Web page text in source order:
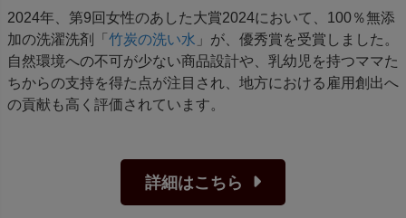
2024年、第9回女性のあした大賞2024において、100％無添
加の洗濯洗剤「 竹炭の洗い水 」が、優秀賞を受賞しました。
自然環境への不可が少ない商品設計や、乳幼児を持つママた
ちからの支持を得た点が注目され、地方における雇用創出へ
の貢献も高く評価されています。
詳細はこちら